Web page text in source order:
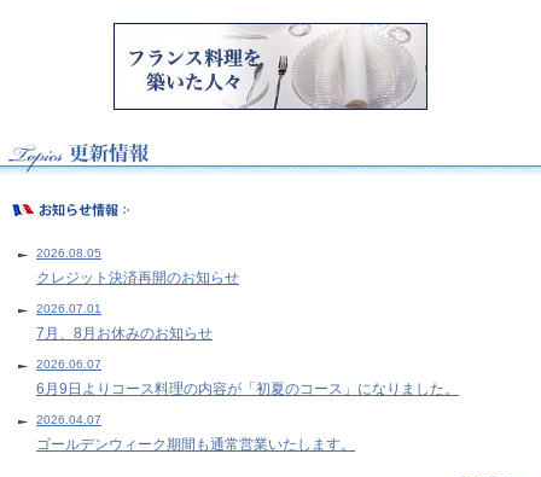
2026.08.05
クレジット決済再開のお知らせ
2026.07.01
7月、8月お休みのお知らせ
2026.06.07
6月9日よりコース料理の内容が「初夏のコース」になりました。
2026.04.07
ゴールデンウィーク期間も通常営業いたします。